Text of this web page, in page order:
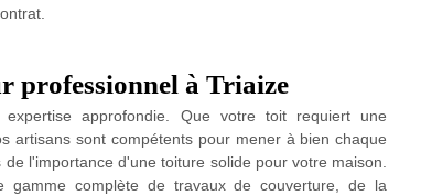
professionnel à Triaize
approfondie. Que votre toit requiert une
artisans sont compétents pour mener à bien chaque
l'importance d'une toiture solide pour votre maison.
gamme complète de travaux de couverture, de la